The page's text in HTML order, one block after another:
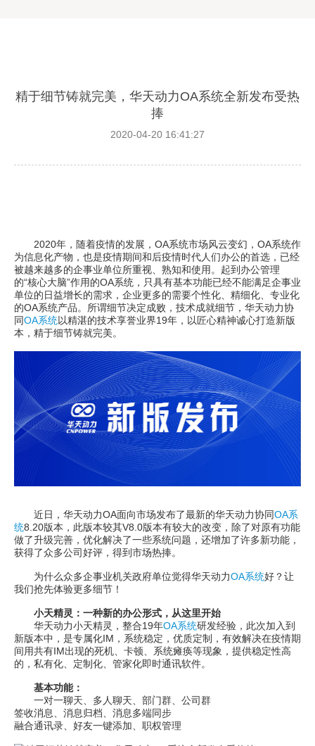
精于细节铸就完美，华天动力OA系统全新发布受热
捧
2020-04-20 16:41:27
2020年，随着疫情的发展，OA系统市场风云变幻，OA系统作
为信息化产物，也是疫情期间和后疫情时代人们办公的首选，已经
被越来越多的企事业单位所重视、熟知和使用。起到办公管理
的“核心大脑”作用的OA系统，只具有基本功能已经不能满足企事业
单位的日益增长的需求，企业更多的需要个性化、精细化、专业化
的OA系统产品。所谓细节决定成败，技术成就细节，华天动力协
同OA系统以精湛的技术享誉业界19年，以匠心精神诚心打造新版
本，精于细节铸就完美。
近日，华天动力OA面向市场发布了最新的华天动力协同OA系
统8.20版本，此版本较其V8.0版本有较大的改变，除了对原有功能
做了升级完善，优化解决了一些系统问题，还增加了许多新功能，
获得了众多公司好评，得到市场热捧。
为什么众多企事业机关政府单位觉得华天动力OA系统好？让
我们抢先体验更多细节！
小天精灵：一种新的办公形式，从这里开始
华天动力小天精灵，整合19年OA系统研发经验，此次加入到
新版本中，是专属化IM，系统稳定，优质定制，有效解决在疫情期
间用共有IM出现的死机、卡顿、系统瘫痪等现象，提供稳定性高
的，私有化、定制化、管家化即时通讯软件。
基本功能：
一对一聊天、多人聊天、部门群、公司群
签收消息、消息归档、消息多端同步
融合通讯录、好友一键添加、职权管理